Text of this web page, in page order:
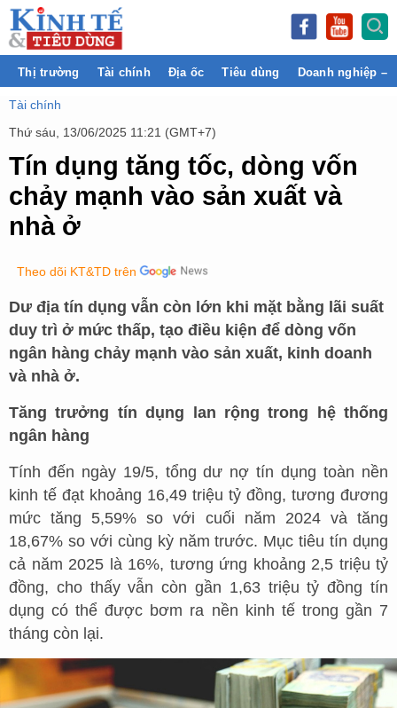
Thị trường Tài chính Địa ốc Tiêu dùng Doanh nghiệp –
Tài chính
Thứ sáu, 13/06/2025 11:21 (GMT+7)
Tín dụng tăng tốc, dòng vốn
chảy mạnh vào sản xuất và
nhà ở
Theo dõi KT&TD trên
Dư địa tín dụng vẫn còn lớn khi mặt bằng lãi suất
duy trì ở mức thấp, tạo điều kiện để dòng vốn
ngân hàng chảy mạnh vào sản xuất, kinh doanh
và nhà ở.
Tăng trưởng tín dụng lan rộng trong hệ thống
ngân hàng
Tính đến ngày 19/5, tổng dư nợ tín dụng toàn nền
kinh tế đạt khoảng 16,49 triệu tỷ đồng, tương đương
mức tăng 5,59% so với cuối năm 2024 và tăng
18,67% so với cùng kỳ năm trước. Mục tiêu tín dụng
cả năm 2025 là 16%, tương ứng khoảng 2,5 triệu tỷ
đồng, cho thấy vẫn còn gần 1,63 triệu tỷ đồng tín
dụng có thể được bơm ra nền kinh tế trong gần 7
tháng còn lại.